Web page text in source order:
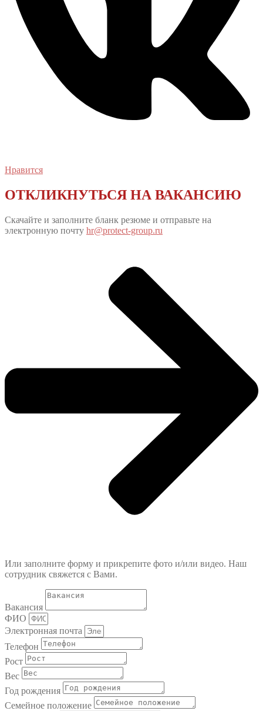
Нравится
ОТКЛИКНУТЬСЯ НА ВАКАНСИЮ
Скачайте и заполните бланк резюме и отправьте на
электронную почту hr@protect-group.ru
Или заполните форму и прикрепите фото и/или видео. Наш
сотрудник свяжется с Вами.
Вакансия
ФИО
Электронная почта
Телефон
Рост
Вес
Год рождения
Семейное положение